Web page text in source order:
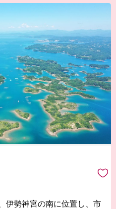
伊勢神宮の南に位置し、市